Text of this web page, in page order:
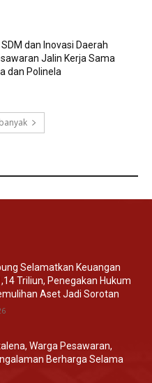
dan Inovasi Daerah
Jalin Kerja Sama
dan Polinela
Selamatkan Keuangan
Triliun, Penegakan Hukum
Aset Jadi Sorotan
Warga Pesawaran,
Berharga Selama